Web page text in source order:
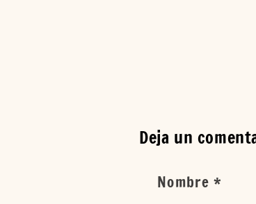
Deja un
Nombre*